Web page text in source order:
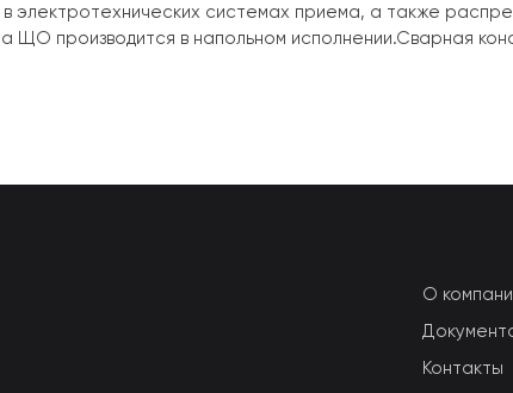
системах приема, а также
ЩО производится в напольном исполнении.Сварная
О
Контакты